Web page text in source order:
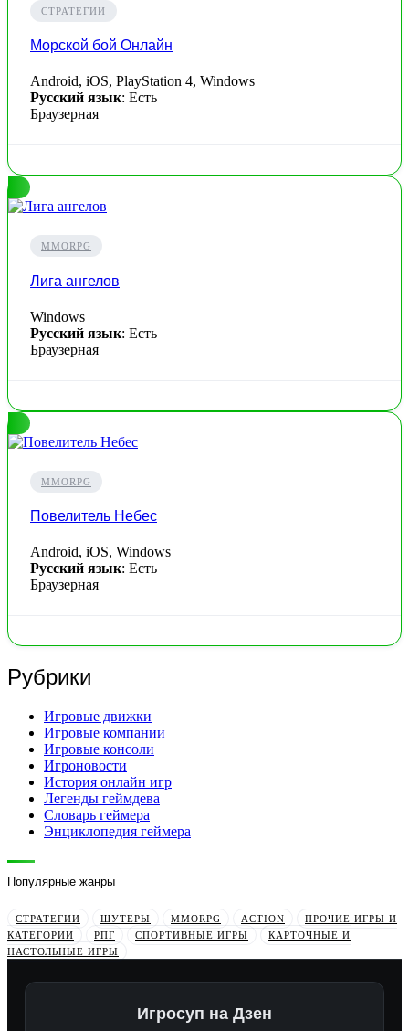
СТРАТЕГИИ
Морской бой Онлайн
Android, iOS, PlayStation 4, Windows
Русский язык: Есть
Браузерная
MMORPG
Лига ангелов
Windows
Русский язык: Есть
Браузерная
MMORPG
Повелитель Небес
Android, iOS, Windows
Русский язык: Есть
Браузерная
Рубрики
Игровые движки
Игровые компании
Игровые консоли
Игроновости
История онлайн игр
Легенды геймдева
Словарь геймера
Энциклопедия геймера
Популярные жанры
СТРАТЕГИИ ШУТЕРЫ MMORPG ACTION
ПРОЧИЕ ИГРЫ И
КАТЕГОРИИ
РПГ СПОРТИВНЫЕ ИГРЫ
КАРТОЧНЫЕ И
НАСТОЛЬНЫЕ ИГРЫ
Игросуп на Дзен